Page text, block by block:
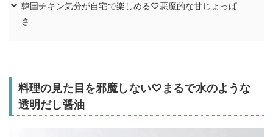
韓国チキン気分が自宅で楽しめる♡悪魔的な甘じょっぱ
さ
料理の見た目を邪魔しない♡まるで水のような
透明だし醤油